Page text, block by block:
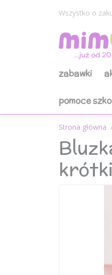
Wszystko o
zabawki
pomoce
Strona główna